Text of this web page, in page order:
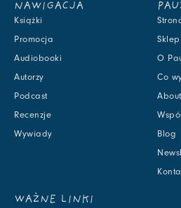
NAWIGACJA
Książki
Promocja
Audiobooki
Autorzy
Podcast
Recenzje
Wywiady
Sklep
O
Co
Blog
WAŻNE LINKI